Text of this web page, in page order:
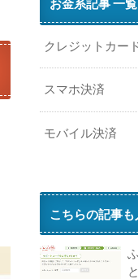
お金系記事 一覧
クレジットカー
スマホ決済
モバイル決済
こちらの記事